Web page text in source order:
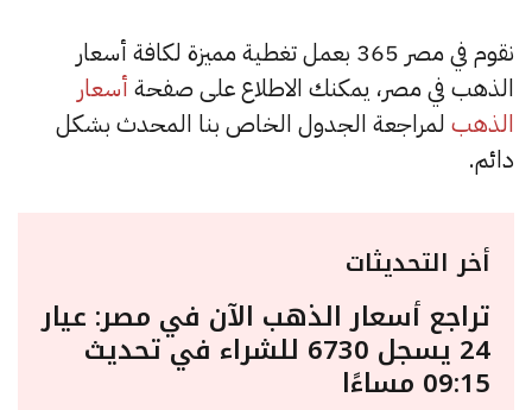
نقوم في مصر 365 بعمل تغطية مميزة لكافة أسعار
الذهب في مصر، يمكنك الاطلاع على صفحة أسعار
الذهب لمراجعة الجدول الخاص بنا المحدث بشكل
دائم.
أخر التحديثات
تراجع أسعار الذهب الآن في مصر: عيار
24 يسجل 6730 للشراء في تحديث
09:15 مساءًا